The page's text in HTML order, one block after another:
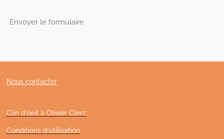
Envoyer le formulaire
Nous contacter
Clin d'oeil à Olivier Clerc
Conditions d'utilisation